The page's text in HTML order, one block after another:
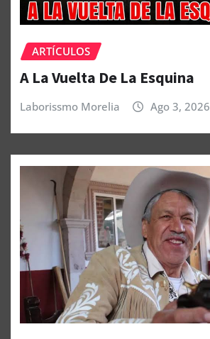
ARTÍCULOS
A La Vuelta De La Esquina
Laborissmo Morelia Ago 3, 2026